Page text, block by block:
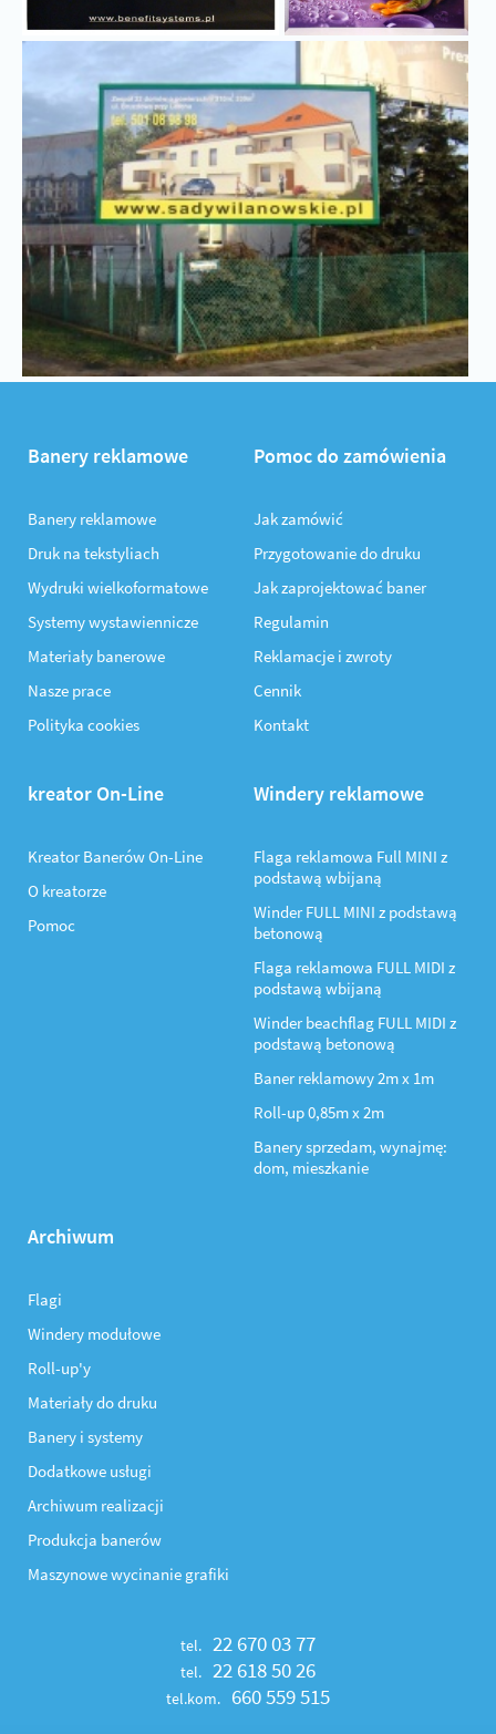
Banery reklamowe
Banery reklamowe
Druk na tekstyliach
Wydruki wielkoformatowe
Systemy wystawiennicze
Materiały banerowe
Nasze prace
Polityka cookies
Pomoc do zamówienia
Jak zamówić
Przygotowanie do druku
Jak zaprojektować baner
Regulamin
Reklamacje i zwroty
Cennik
Kontakt
kreator On-Line
Kreator Banerów On-Line
O kreatorze
Pomoc
Windery reklamowe
Flaga reklamowa Full MINI z
podstawą wbijaną
Winder FULL MINI z podstawą
betonową
Flaga reklamowa FULL MIDI z
podstawą wbijaną
Winder beachflag FULL MIDI z
podstawą betonową
Baner reklamowy 2m x 1m
Roll-up 0,85m x 2m
Banery sprzedam, wynajmę:
dom, mieszkanie
Archiwum
Flagi
Windery modułowe
Roll-up'y
Materiały do druku
Banery i systemy
Dodatkowe usługi
Archiwum realizacji
Produkcja banerów
Maszynowe wycinanie grafiki
tel. 22 670 03 77
tel. 22 618 50 26
tel.kom. 660 559 515